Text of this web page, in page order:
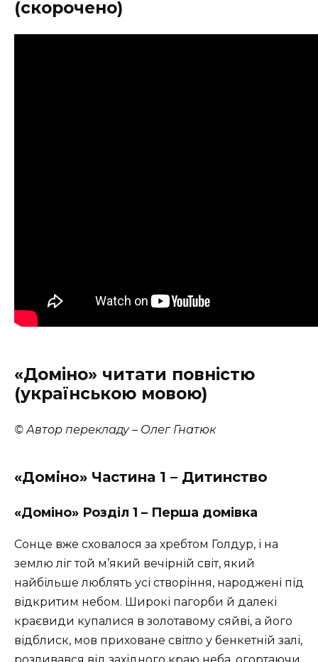
(скорочено)
«Доміно» читати повністю
(українською мовою)
© Автор перекладу – Олег Гнатюк
«Доміно» Частина 1 – Дитинство
«Доміно» Розділ 1 – Перша домівка
Сонце вже сховалося за хребтом Голдур, і на
землю ліг той м’який вечірній світ, який
найбільше люблять усі створіння, народжені під
відкритим небом. Широкі пагорби й далекі
краєвиди купалися в золотавому сяйві, а його
відблиск, мов приховане світло у бенкетній залі,